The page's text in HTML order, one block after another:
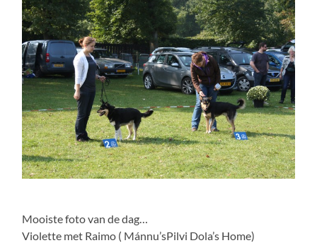
Mooiste foto van de dag…
Violette met Raimo ( Mánnu’sPilvi Dola’s Home)